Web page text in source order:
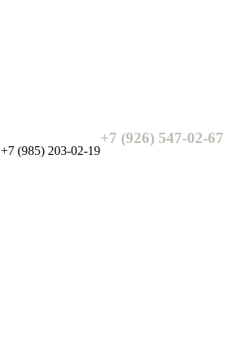
+7 (926) 547-02-67
+7 (985) 203-02-19